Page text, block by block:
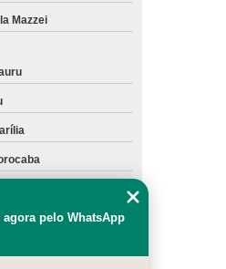
Mazzei
agora pelo WhatsApp